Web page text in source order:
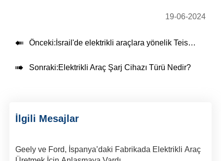
19-06-2024
 Önceki: İsrail'de elektrikli araçlara yönelik Teison Smart AC EV Wallbox Şarj Cihazları kuruldu
 Sonraki:Elektrikli Araç Şarj Cihazı Türü Nedir?
İlgili Mesajlar
Geely ve Ford, İspanya’daki Fabrikada Elektrikli Araç